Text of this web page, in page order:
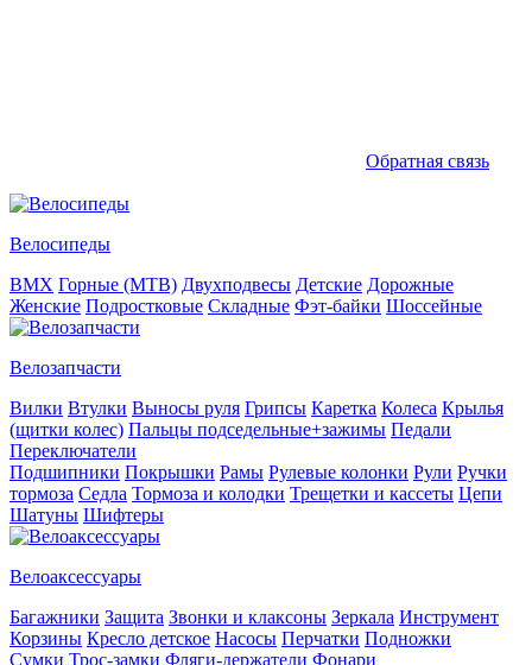
Обратная связь
Велосипеды
BMX Горные (MTB) Двухподвесы Детские Дорожные
Женские Подростковые Складные Фэт-байки Шоссейные
Велозапчасти
Вилки Втулки Выносы руля Грипсы Каретка Колеса Крылья
(щитки колес) Пальцы подседельные+зажимы Педали
Переключатели
Подшипники Покрышки Рамы Рулевые колонки Рули Ручки
тормоза Седла Тормоза и колодки Трещетки и кассеты Цепи
Шатуны Шифтеры
Велоаксессуары
Багажники Защита Звонки и клаксоны Зеркала Инструмент
Корзины Кресло детское Насосы Перчатки Подножки
Сумки Трос-замки Фляги-держатели Фонари